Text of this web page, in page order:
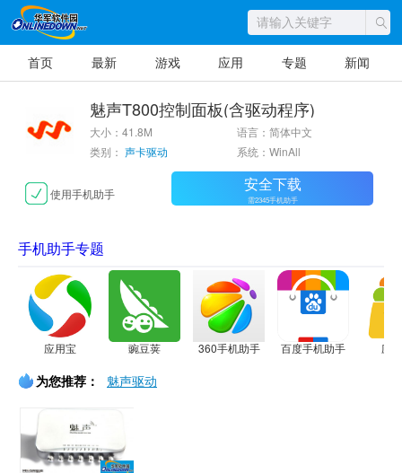
首页 最新 游戏 应用 专题 新闻
魅声T800控制面板(含驱动程序)
大小：41.8M
语言：简体中文
类别： 声卡驱动 系统：WinAll
使用手机助手 安全下载
需2345手机助手
手机助手专题
应用宝 豌豆荚 360手机助手 百度手机助手 应
为您推荐： 魅声驱动